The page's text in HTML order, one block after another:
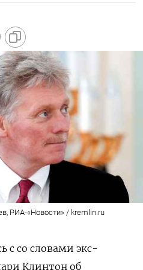
РИА-«Новости» / kremlin.ru
с со словами экс-
Клинтон об